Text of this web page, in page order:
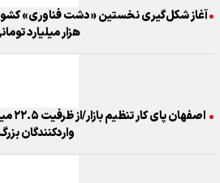
هزار میلیارد
واردکنندگان